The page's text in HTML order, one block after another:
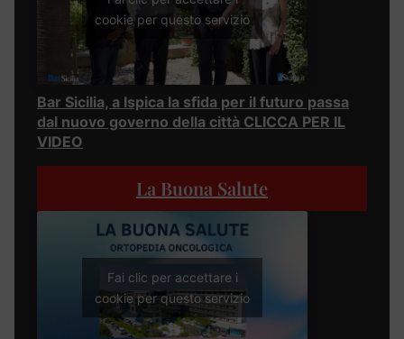
cookie per questo servizio
Bar Sicilia, a Ispica la sfida per il futuro passa
dal nuovo governo della città CLICCA PER IL
VIDEO
La Buona Salute
Fai clic per accettare i
cookie per questo servizio